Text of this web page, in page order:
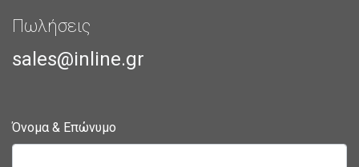
Όνομα & Επώνυμο
Πωλήσεις
sales@inline.gr